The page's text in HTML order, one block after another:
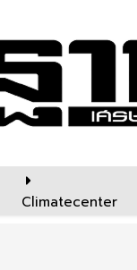
Climatecenter